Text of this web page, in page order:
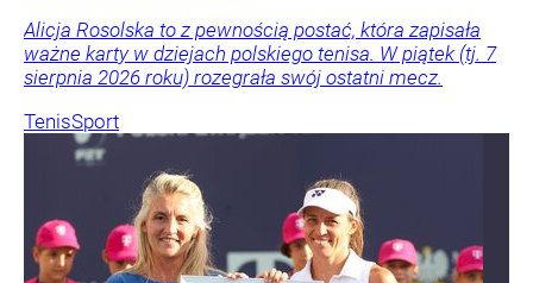
Alicja Rosolska to z pewnością postać, która zapisała
ważne karty w dziejach polskiego tenisa. W piątek (tj. 7
sierpnia 2026 roku) rozegrała swój ostatni mecz.
TenisSport